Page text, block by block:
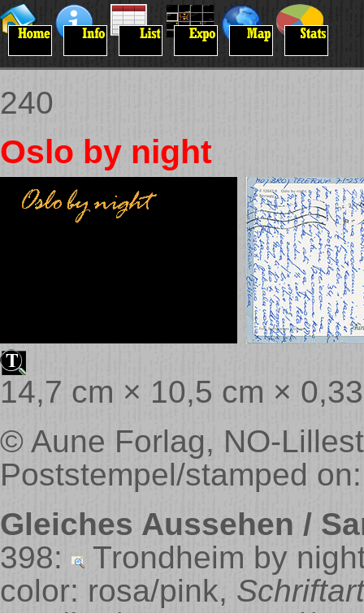
240
Oslo by night
14,7 cm × 10,5 cm ×
© Aune Forlag, NO-
Poststempel/stamped
Gleiches Aussehen /
398:
Trondheim by
color: rosa/pink,